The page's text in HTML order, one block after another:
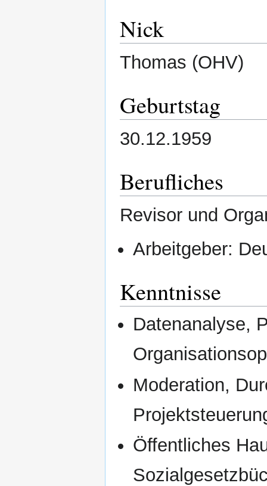
Nick
Thomas (OHV)
Geburtstag
30.12.1959
Berufliches
Revisor und
Arbeitgeber:
Kenntnisse
Datenanalyse,
Moderation,
Öffentliches